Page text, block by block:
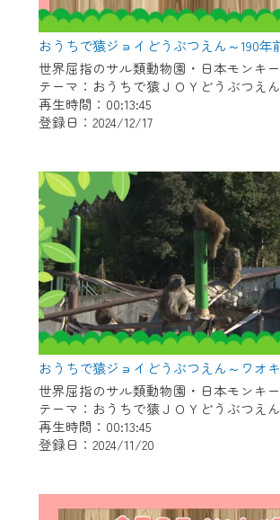
テーマ：おうちで猿ＪＯＹどうぶつえん
再生時間：00:13:45
登録日：2024/12/17
テーマ：おうちで猿ＪＯＹどうぶつえん
再生時間：00:13:45
登録日：2024/11/20